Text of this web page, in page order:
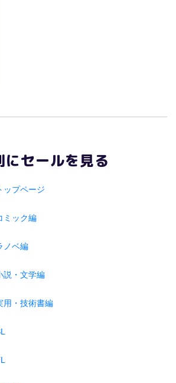
にセールを見る
ップページ
ミック編
ノベ編
説・文学編
用・技術書編